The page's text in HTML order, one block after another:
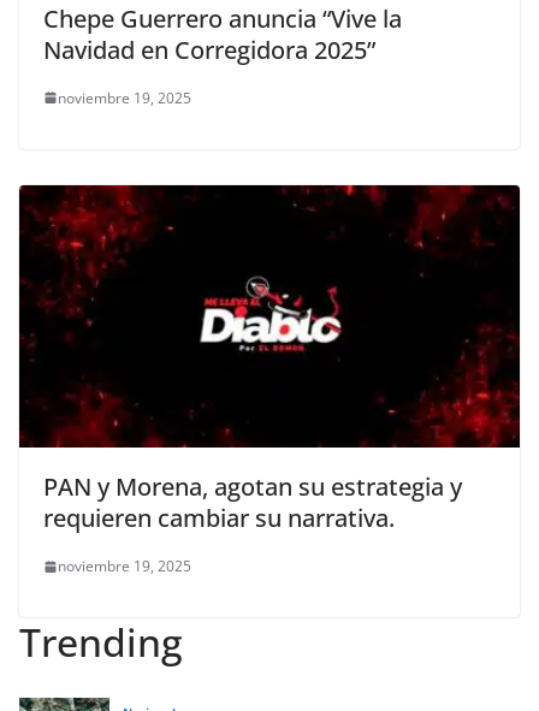
Chepe Guerrero anuncia “Vive la
Navidad en Corregidora 2025”
noviembre 19, 2025
PAN y Morena, agotan su estrategia y
requieren cambiar su narrativa.
noviembre 19, 2025
Trending